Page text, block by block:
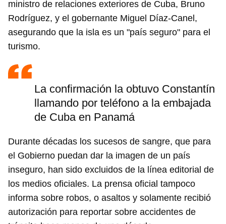
ministro de relaciones exteriores de Cuba, Bruno
Rodríguez, y el gobernante Miguel Díaz-Canel,
asegurando que la isla es un "país seguro" para el
turismo.
La confirmación la obtuvo Constantín
llamando por teléfono a la embajada
de Cuba en Panamá
Durante décadas los sucesos de sangre, que para
el Gobierno puedan dar la imagen de un país
inseguro, han sido excluidos de la línea editorial de
los medios oficiales. La prensa oficial tampoco
informa sobre robos, o asaltos y solamente recibió
autorización para reportar sobre accidentes de